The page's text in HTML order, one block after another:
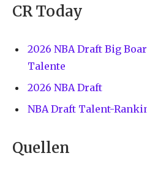
CR Today
2026 NBA Draft Big
Talente
2026 NBA Draft
NBA Draft Talent-
Quellen